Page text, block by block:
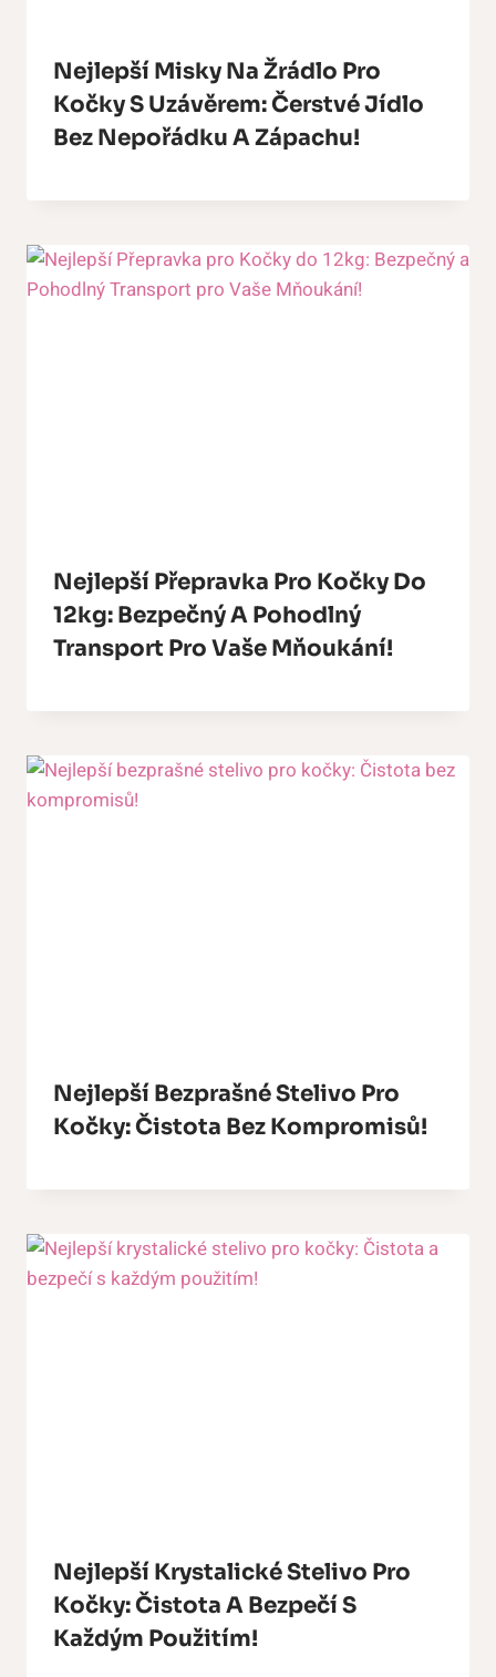
Nejlepší Misky Na Žrádlo Pro
Kočky S Uzávěrem: Čerstvé Jídlo
Bez Nepořádku A Zápachu!
Nejlepší Přepravka Pro Kočky Do
12kg: Bezpečný A Pohodlný
Transport Pro Vaše Mňoukání!
Nejlepší Bezprašné Stelivo Pro
Kočky: Čistota Bez Kompromisů!
Nejlepší Krystalické Stelivo Pro
Kočky: Čistota A Bezpečí S
Každým Použitím!